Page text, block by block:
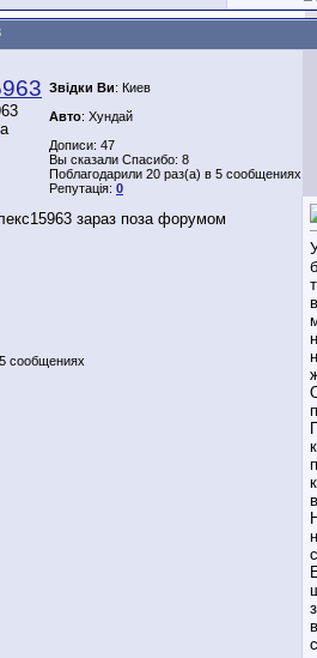
Звідки Ви: Киев
Авто: Хундай
Дописи: 47
Вы сказали Спасибо: 8
Поблагодарили 20 раз(а) в 5 сообщениях
Репутація: 0
сообщениях